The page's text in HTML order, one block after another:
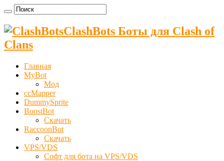
ClashBots Боты для Clash of
Clans
Главная
MyBot
Мод
ccMapper
DummySprite
BoostBot
Скачать
RaccoonBot
Скачать
VPS/VDS
Cофт для бота на VPS/VDS